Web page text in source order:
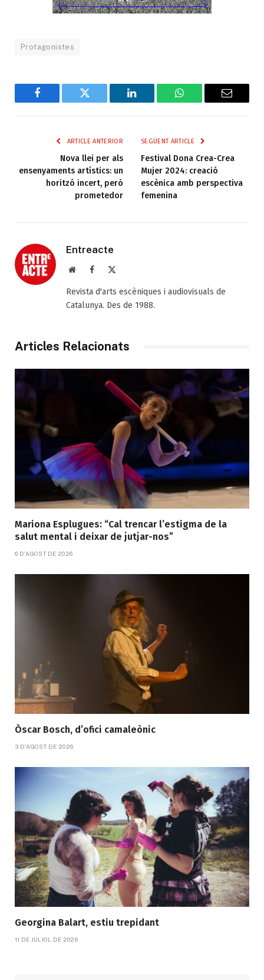
Protagonistes
Facebook Twitter LinkedIn WhatsAppEmail
ARTICLE ANTERIOR
Nova llei per als
ensenyaments artístics: un
horitzó incert, però
prometedor
SEGÜENT ARTICLE
Festival Dona Crea-Crea
Mujer 2024: creació
escènica amb perspectiva
femenina
Entreacte
Web Facebook
Revista d'arts escèniques i audiovisuals de
Catalunya. Des de 1988.
Articles Relacionats
Mariona Esplugues: “Cal trencar l’estigma de la
salut mental i deixar de jutjar-nos”
6 D'AGOST DE 2026
Òscar Bosch, d’ofici camaleònic
3 D'AGOST DE 2026
Georgina Balart, estiu trepidant
11 DE JULIOL DE 2026